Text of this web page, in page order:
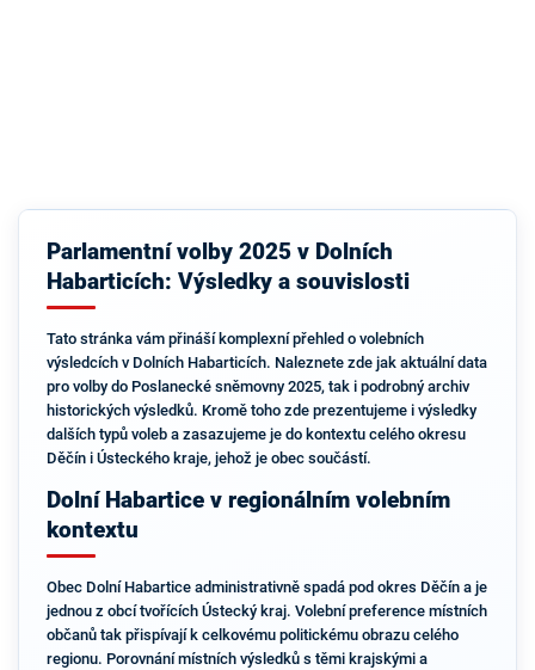
Parlamentní volby 2025 v Dolních
Habarticích: Výsledky a souvislosti
Tato stránka vám přináší komplexní přehled o volebních
výsledcích v Dolních Habarticích. Naleznete zde jak aktuální data
pro volby do Poslanecké sněmovny 2025, tak i podrobný archiv
historických výsledků. Kromě toho zde prezentujeme i výsledky
dalších typů voleb a zasazujeme je do kontextu celého okresu
Děčín i Ústeckého kraje, jehož je obec součástí.
Dolní Habartice v regionálním volebním
kontextu
Obec Dolní Habartice administrativně spadá pod okres Děčín a je
jednou z obcí tvořících Ústecký kraj. Volební preference místních
občanů tak přispívají k celkovému politickému obrazu celého
regionu. Porovnání místních výsledků s těmi krajskými a